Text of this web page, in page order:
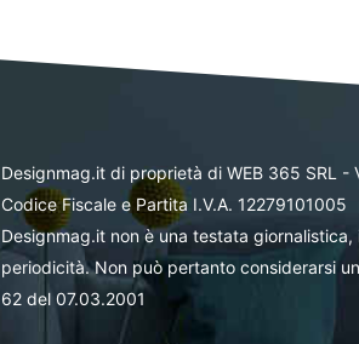
Designmag.it di proprietà di WEB 365 SRL -
Codice Fiscale e Partita I.V.A. 12279101005
Designmag.it non è una testata
periodicità. Non può pertanto considerarsi
62 del 07.03.2001